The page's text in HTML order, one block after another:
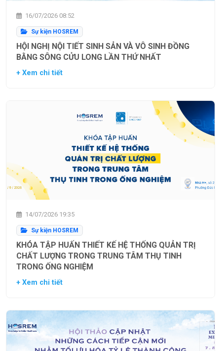
16/07/2026 08:52
Sự kiện HOSREM
HỘI NGHỊ NỘI TIẾT SINH SẢN VÀ VÔ SINH ĐỒNG
BẰNG SÔNG CỬU LONG LẦN THỨ NHẤT
+ Xem chi tiết
14/07/2026 19:35
Sự kiện HOSREM
KHÓA TẬP HUẤN THIẾT KẾ HỆ THỐNG QUẢN TRỊ
CHẤT LƯỢNG TRONG TRUNG TÂM THỤ TINH
TRONG ỐNG NGHIỆM
+ Xem chi tiết